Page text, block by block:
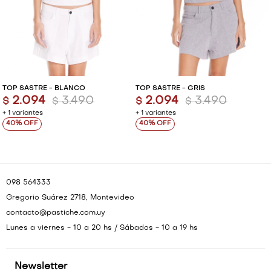
TOP SASTRE - BLANCO
+ 1 variantes
$ 2.094 $ 3.490
40
TOP SASTRE - GRIS
+ 1 variantes
$ 2.094 $ 3.490
40
Newsletter
098 564333
Gregorio Suárez 2718, Montevideo
contacto@pastiche.com.uy
Lunes a viernes - 10 a 20 hs / Sábados - 10 a 19 hs